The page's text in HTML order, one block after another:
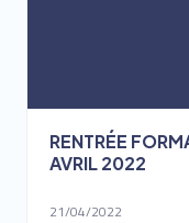
RENTRÉE
AVRIL 2022
21/04/2022